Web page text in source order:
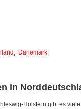
, Dänemark,
in
Holstein gibt es